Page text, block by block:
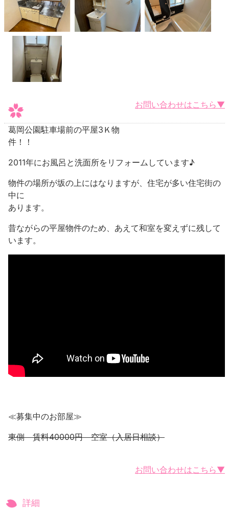
お問い合わせはこちら▼
葛岡公園駐車場前の平屋3Ｋ物
件！！
2011年にお風呂と洗面所をリフォームしています♪
物件の場所が坂の上にはなりますが、住宅が多い住宅街の
中に
あります。
昔ながらの平屋物件のため、あえて和室を変えずに残して
います。
≪募集中のお部屋≫
東側 賃料40000円 空室（入居日相談）
お問い合わせはこちら▼
詳細